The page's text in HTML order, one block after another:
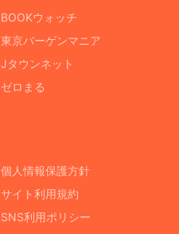
BOOKウォッチ
東京バーゲンマニア
Jタウンネット
ゼロまる
個人情報保護方針
サイト利用規約
SNS利用ポリシー